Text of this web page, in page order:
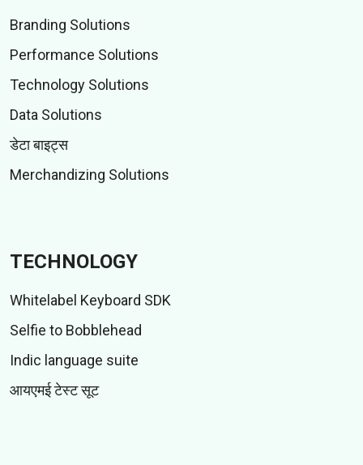
Branding Solutions
Performance Solutions
Technology Solutions
Data Solutions
डेटा बाइट्स
Merchandizing Solutions
TECHNOLOGY
Whitelabel Keyboard SDK
Selfie to Bobblehead
Indic language suite
आयएमई टेस्ट सूट